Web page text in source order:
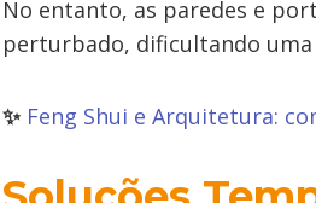
No entanto, as paredes e
perturbado, dificultando uma
✨ Feng Shui e Arquitetura: